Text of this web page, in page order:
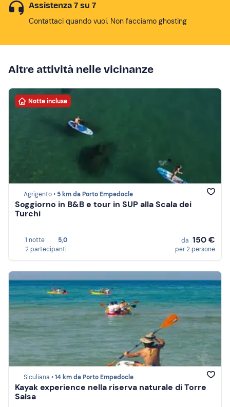
Assistenza 7 su 7
Contattaci quando vuoi. Non facciamo ghosting
Altre attività nelle vicinanze
Notte inclusa
Agrigento • 5 km da Porto Empedocle
Soggiorno in B&B e tour in SUP alla Scala dei
Turchi
1 notte
5,0
2 partecipanti
da 150 €
per 2 persone
Siculiana •14 km da Porto Empedocle
Kayak experience nella riserva naturale di Torre
Salsa